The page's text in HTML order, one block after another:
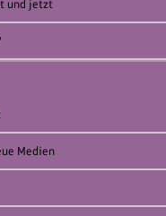
und jetzt
Medien